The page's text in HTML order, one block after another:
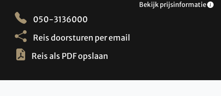
Bekijk prijsinformatie
050-3136000
Reis doorsturen per email
Reis als PDF opslaan